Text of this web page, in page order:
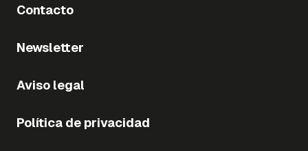
Contacto
Newsletter
Aviso legal
Política de privacidad